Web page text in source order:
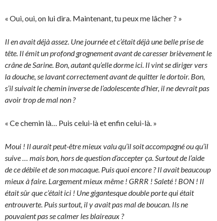
« Oui, oui, on lui dira. Maintenant, tu peux me lâcher ? »
Il en avait déjà assez. Une journée et c’était déjà une belle prise de
tête. Il émit un profond grognement avant de caresser brièvement le
crâne de Sarine. Bon, autant qu’elle dorme ici. Il vint se diriger vers
la douche, se lavant correctement avant de quitter le dortoir. Bon,
s’il suivait le chemin inverse de l’adolescente d’hier, il ne devrait pas
avoir trop de mal non ?
« Ce chemin là… Puis celui-là et enfin celui-là. »
Moui ! Il aurait peut-être mieux valu qu’il soit accompagné ou qu’il
suive … mais bon, hors de question d’accepter ça. Surtout de l’aide
de ce débile et de son macaque. Puis quoi encore ? Il avait beaucoup
mieux à faire. Largement mieux même ! GRRR ! Saleté ! BON ! Il
était sûr que c’était ici ! Une gigantesque double porte qui était
entrouverte. Puis surtout, il y avait pas mal de boucan. Ils ne
pouvaient pas se calmer les blaireaux ?